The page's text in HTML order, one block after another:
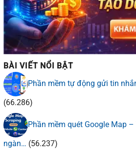
BÀI VIẾT NỔI BẬT
Phần mềm tự động gửi tin
(66.286)
Phần mềm quét Google Map
ngàn… (56.237)